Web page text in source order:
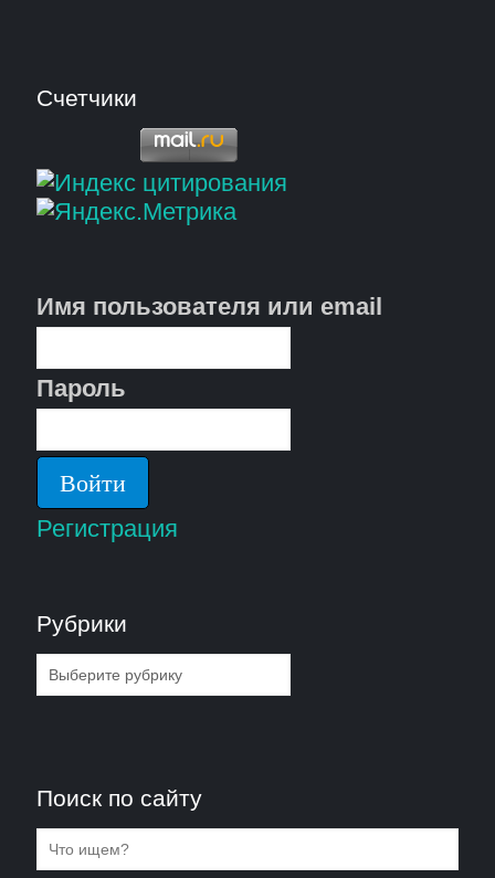
Счетчики
Имя пользователя или email
Пароль
Регистрация
Рубрики
Рубрики
Поиск по сайту